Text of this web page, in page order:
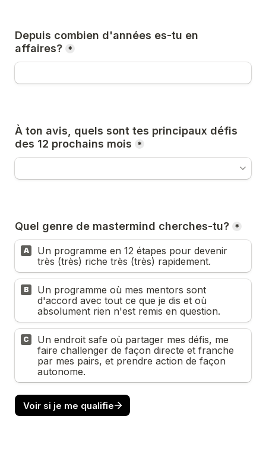
Depuis combien d'années es-tu en
affaires? *
À ton avis, quels sont tes principaux défis
*
Quel genre de mastermind cherches-tu? *
A
Un programme en 12 étapes pour devenir
très (très) riche très (très) rapidement.
B
Un programme où mes mentors sont
d'accord avec tout ce que je dis et où
C
Un endroit safe où partager mes défis, me
faire challenger de façon directe et franche
par mes pairs, et prendre action de façon
autonome.
Voir si je me qualifie